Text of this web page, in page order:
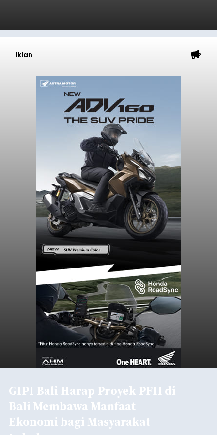
Iklan
GIPI Bali Harap Proyek PFII di
Bali Membawa Manfaat
Ekonomi bagi Masyarakat